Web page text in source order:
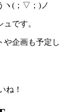
ヽ(；▽；)ノ
です。
や企画も予定し
ね！